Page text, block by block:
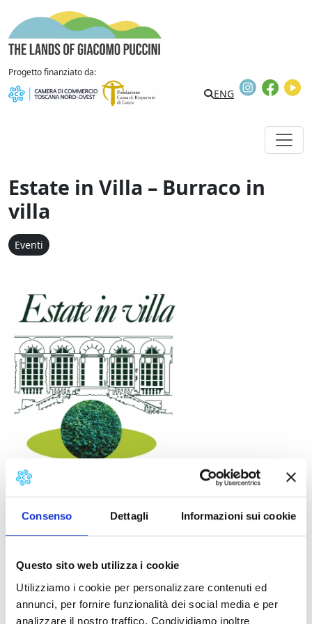
Consenso Dettagli Informazioni sui cookie
Questo sito web utilizza i cookie
Utilizziamo i cookie per personalizzare contenuti ed
annunci, per fornire funzionalità dei social media e per
analizzare il nostro traffico. Condividiamo inoltre
Vai al contenuto
Progetto finanziato da:
Search
ENG
Instagram
Estate in Villa – Burraco in
villa
Eventi
Il cartellone di ‘Estate in Villa’, la manifestazione che il
belle dimore storiche del proprio territorio, si snoda tra
giugno e ottobre, con tantissime proposte che vanno
della musica passando per una ‘notte bianca’ nel Borgo
delle Camelie.
“Estate in villa”, che vede la collaborazione del Forum